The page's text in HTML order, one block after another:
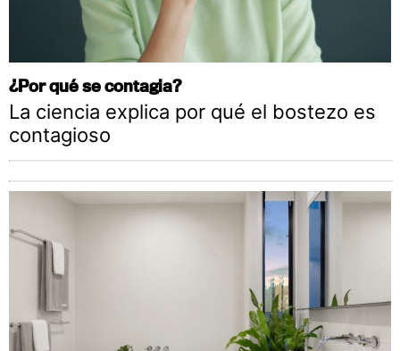
¿Por qué se contagia?
La ciencia explica por qué el bostezo es
contagioso